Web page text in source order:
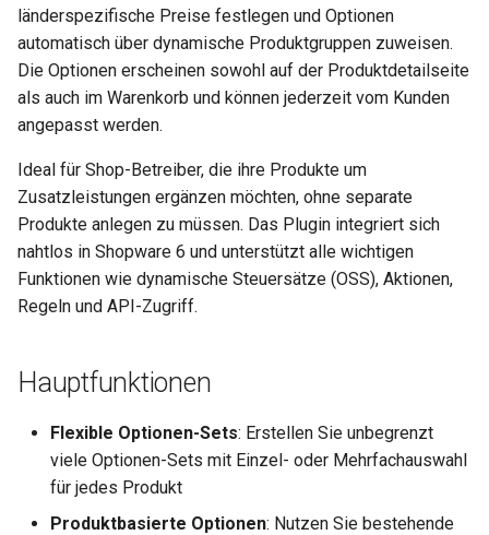
l
i
s
e
r
t
länderspezifische Preise festlegen und Optionen
automatisch über dynamische Produktgruppen zuweisen.
Die Optionen erscheinen sowohl auf der Produktdetailseite
als auch im Warenkorb und können jederzeit vom Kunden
angepasst werden.
Ideal für Shop-Betreiber, die ihre Produkte um
Zusatzleistungen ergänzen möchten, ohne separate
Produkte anlegen zu müssen. Das Plugin integriert sich
nahtlos in Shopware 6 und unterstützt alle wichtigen
Funktionen wie dynamische Steuersätze (OSS), Aktionen,
Regeln und API-Zugriff.
Hauptfunktionen
Flexible Optionen-Sets: Erstellen Sie unbegrenzt
viele Optionen-Sets mit Einzel- oder Mehrfachauswahl
für jedes Produkt
Produktbasierte Optionen: Nutzen Sie bestehende